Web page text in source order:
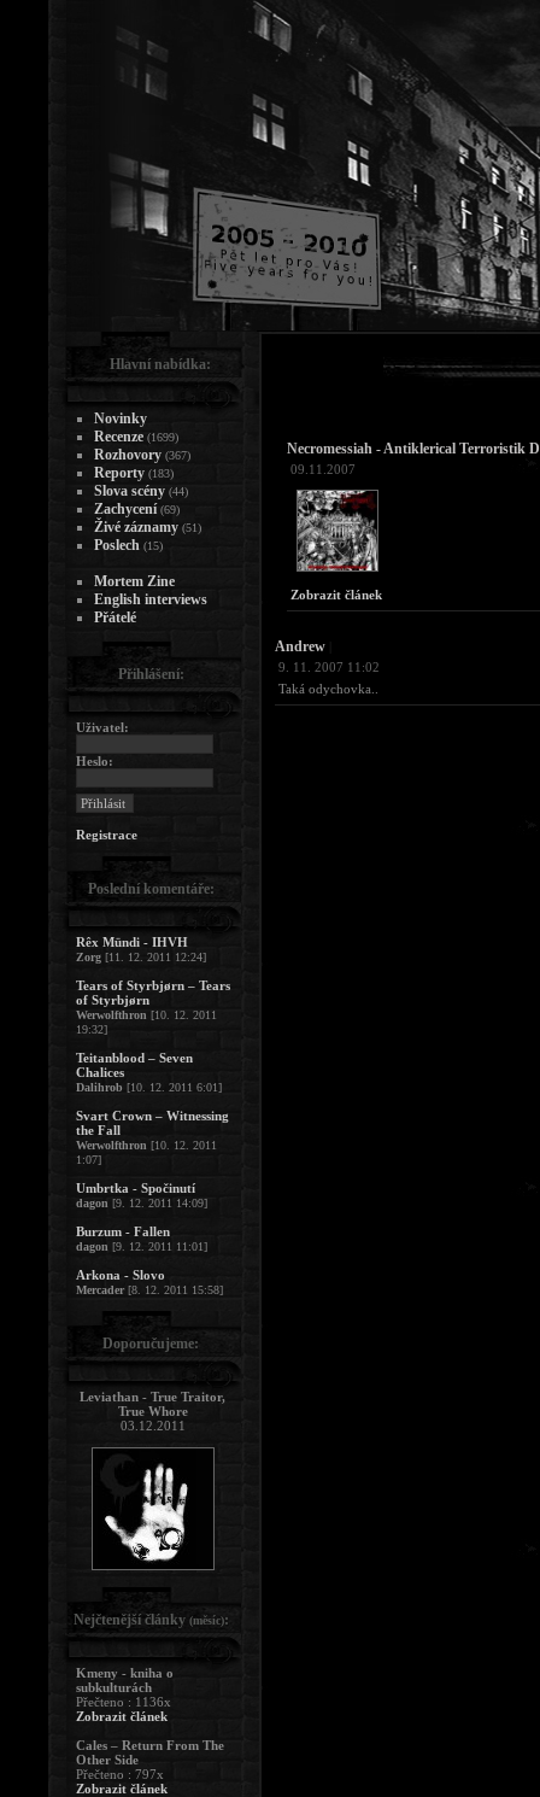
Necromessiah - Antiklerical Terroristik
09.11.2007
Zobrazit článek
Andrew
9. 11. 2007 11:02
Taká odychovka..
Hlavní nabídka:
Novinky
Recenze (1699)
Rozhovory (367)
Reporty (183)
Slova scény (44)
Zachycení (69)
Živé záznamy (51)
Poslech (15)
Mortem Zine
English interviews
Přátelé
Přihlášení:
Uživatel:
Heslo:
Registrace
Poslední komentáře:
Rêx Mündi - IHVH
Zorg [11. 12. 2011 12:24]
Tears of Styrbjørn – Tears
of Styrbjørn
Werwolfthron [10. 12. 2011
19:32]
Teitanblood – Seven
Chalices
Dalihrob [10. 12. 2011 6:01]
Svart Crown – Witnessing
the Fall
Werwolfthron [10. 12. 2011
1:07]
Umbrtka - Spočinutí
dagon [9. 12. 2011 14:09]
Burzum - Fallen
dagon [9. 12. 2011 11:01]
Arkona - Slovo
Mercader[8. 12. 2011 15:58]
Doporučujeme:
Leviathan - True Traitor,
True Whore
03.12.2011
Nejčtenější články (měsíc):
Kmeny - kniha o
subkulturách
Přečteno : 1136x
Zobrazit článek
Cales – Return From The
Other Side
Přečteno : 797x
Zobrazit článek